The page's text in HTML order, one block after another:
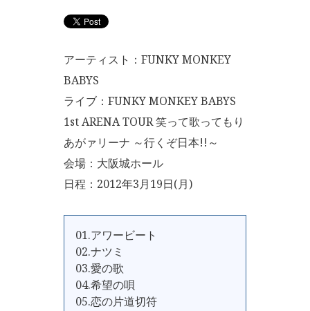
アーティスト：FUNKY MONKEY
BABYS
ライブ：FUNKY MONKEY BABYS
1st ARENA TOUR 笑って歌ってもり
あがァリーナ ～行くぞ日本!!～
会場：大阪城ホール
日程：2012年3月19日(月)
01.アワービート
02.ナツミ
03.愛の歌
04.希望の唄
05.恋の片道切符